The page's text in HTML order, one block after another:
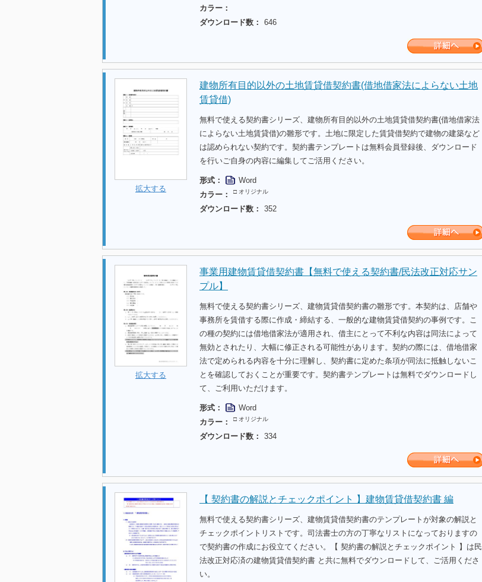
カラー：
ダウンロード数：
646
拡大する
建物所有目的以外の土地賃貸借契約書(借地借家法によらない土地
賃貸借)
無料で使える契約書シリーズ、建物所有目的以外の土地賃貸借契約書(借地借家法
によらない土地賃貸借)の雛形です。土地に限定した賃貸借契約で建物の建築など
は認められない契約です。契約書テンプレートは無料会員登録後、ダウンロード
を行いご自身の内容に編集してご活用ください。
形式：
Word
カラー：
□ オリジナル
ダウンロード数： 352
拡大する
事業用建物賃貸借契約書【無料で使える契約書/民法改正対応サン
プル】
無料で使える契約書シリーズ、建物賃貸借契約書の雛形です。本契約は、店舗や
事務所を賃借する際に作成・締結する、一般的な建物賃貸借契約の事例です。こ
の種の契約には借地借家法が適用され、借主にとって不利な内容は同法によって
無効とされたり、大幅に修正される可能性があります。契約の際には、借地借家
法で定められる内容を十分に理解し、契約書に定めた条項が同法に抵触しないこ
とを確認しておくことが重要です。契約書テンプレートは無料でダウンロードし
て、ご利用いただけます。
形式：
Word
カラー：
□ オリジナル
ダウンロード数： 334
【 契約書の解説とチェックポイント 】建物賃貸借契約書 編
無料で使える契約書シリーズ、建物賃貸借契約書のテンプレートが対象の解説と
チェックポイントリストです。司法書士の方の丁寧なリストになっておりますの
で契約書の作成にお役立てください。【 契約書の解説とチェックポイント 】は民
法改正対応済の建物賃貸借契約書 と共に無料でダウンロードして、ご活用くださ
い。